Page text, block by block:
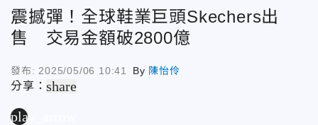
震撼彈！全球鞋業巨頭Skechers出
售 交易金額破2800億
發布: 2025/05/06 10:41 By 陳怡伶
分享：share
play_arrow